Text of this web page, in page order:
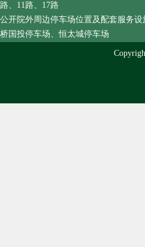
路、11路、17路
公开院外周边停车场位置及配套服务
桥国投停车场、恒太城停车场